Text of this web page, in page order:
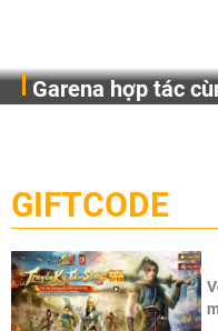
Garena hợp tác
cầu, theo giấy phép
Pocketpair, Inc.
GIFTCODE